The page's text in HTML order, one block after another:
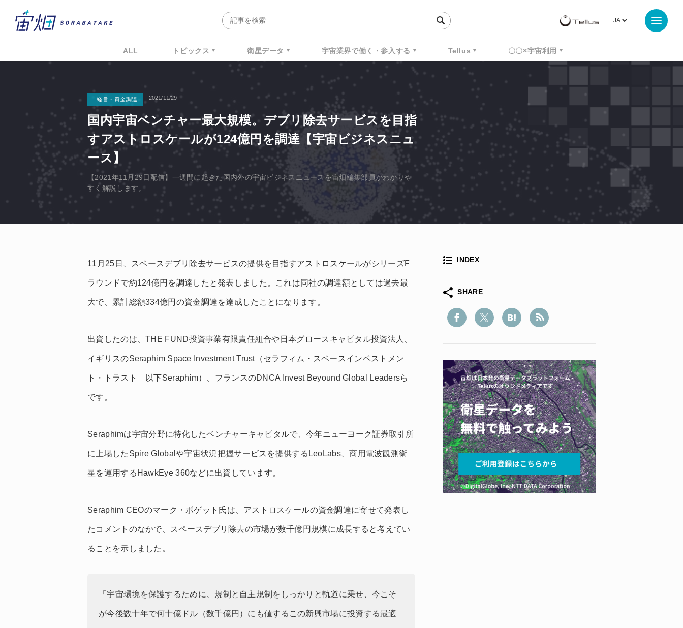
ALL トピックス 衛星データ 宇宙業界で働く・参入する Tellus 〇〇×宇宙利用
経営・資金調達 2021/11/29
国内宇宙ベンチャー最大規模。デブリ除去サービスを目指
すアストロスケールが124億円を調達【宇宙ビジネスニュ
ース】
【2021年11月29日配信】一週間に起きた国内外の宇宙ビジネスニュースを宙畑編集部員がわかりや
すく解説します。
11月25日、スペースデブリ除去サービスの提供を目指すアストロスケールがシリーズF
ラウンドで約124億円を調達したと発表しました。これは同社の調達額としては過去最
大で、累計総額334億円の資金調達を達成したことになります。
出資したのは、THE FUND投資事業有限責任組合や日本グロースキャピタル投資法人、
イギリスのSeraphim Space Investment Trust（セラフィム・スペースインベストメン
ト・トラスト 以下Seraphim）、フランスのDNCA Invest Beyound Global Leadersら
です。
Seraphimは宇宙分野に特化したベンチャーキャピタルで、今年ニューヨーク証券取引所
に上場したSpire Globalや宇宙状況把握サービスを提供するLeoLabs、商用電波観測衛
星を運用するHawkEye 360などに出資しています。
Seraphim CEOのマーク・ボゲット氏は、アストロスケールの資金調達に寄せて発表し
たコメントのなかで、スペースデブリ除去の市場が数千億円規模に成長すると考えてい
ることを示しました。
「宇宙環境を保護するために、規制と自主規制をしっかりと軌道に乗せ、今こそ
が今後数十年で何十億ドル（数千億円）にも値するこの新興市場に投資する最適
INDEX
SHARE